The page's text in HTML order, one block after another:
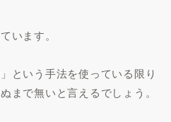
います。
という手法を使っている限り
まで無いと言えるでしょう。